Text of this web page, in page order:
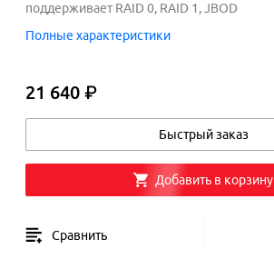
поддерживает RAID 0, RAID 1, JBOD
Полные характеристики
21 640 ₽21 640 ₽
Быстрый заказ
Добавить в корзину
Сравнить